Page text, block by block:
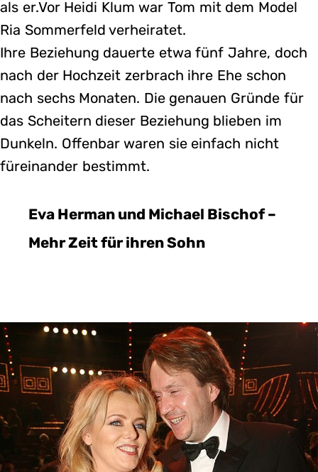
als er.Vor Heidi Klum war Tom mit dem Model
Ria Sommerfeld verheiratet.
Ihre Beziehung dauerte etwa fünf Jahre, doch
nach der Hochzeit zerbrach ihre Ehe schon
nach sechs Monaten. Die genauen Gründe für
das Scheitern dieser Beziehung blieben im
Dunkeln. Offenbar waren sie einfach nicht
füreinander bestimmt.
Eva Herman und Michael Bischof –
Mehr Zeit für ihren Sohn